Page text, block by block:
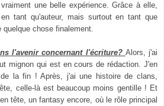
une belle expérience. Grâce à elle,
tant qu'auteur, mais surtout en tant que
chose finalement.
l'avenir concernant l'écriture? Alors, j'ai
mignon qui est en cours de rédaction. J'en
la fin ! Après, j'ai une histoire de clans,
celle-là est beaucoup moins gentille ! Et
tête, un fantasy encore, où le rôle principal